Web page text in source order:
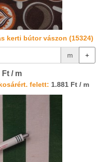
kerti bútor vászon (15324)
m +
Ft / m
felett: 1.881 Ft / m